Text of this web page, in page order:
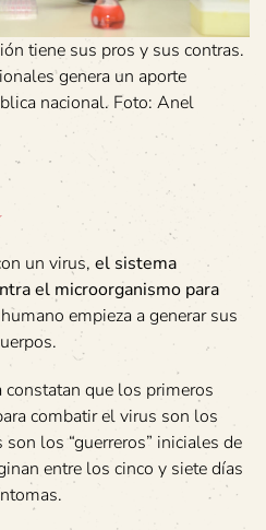
tiene sus pros y sus contras.
genera un aporte
nacional. Foto: Anel
un virus, el sistema
el microorganismo para
empieza a generar sus
que los primeros
combatir el virus son los
son los “guerreros” iniciales de
entre los cinco y siete días